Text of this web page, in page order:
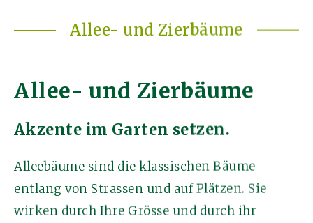
Allee- und Zierbäume
Allee- und Zierbäume
Akzente im Garten setzen.
Alleebäume sind die klassischen Bäume
entlang von Strassen und auf Plätzen. Sie
wirken durch Ihre Grösse und durch ihr